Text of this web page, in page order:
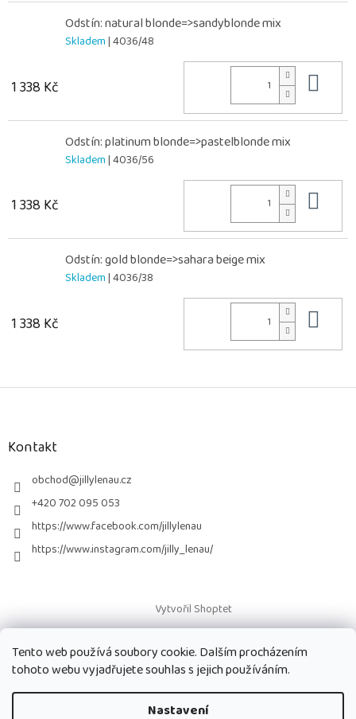
Tento web používá soubory cookie. Dalším procházením
tohoto webu vyjadřujete souhlas s jejich používáním.
Nastavení
Odstín: natural blonde=>sandyblonde mix
Skladem| 4036/48
1 338 Kč
Odstín: platinum blonde=>pastelblonde mix
Skladem| 4036/56
1 338 Kč
Odstín: gold blonde=>sahara beige mix
Skladem| 4036/38
1 338 Kč
Z
Kontakt
obchod@jillylenau.cz
+420 702 095 053
https://www.facebook.com/jillylenau
https://www.instagram.com/jilly_lenau/
Vytvořil Shoptet
Copyright 2026Paruky Jilly Lenau s.r.o.. Všechna práva vyhrazena.